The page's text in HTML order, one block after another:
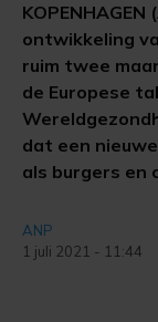
ontwikkeling
ruim twee
de Europese
dat een
als burgers en
ANP
1 juli 2021 - 11:44